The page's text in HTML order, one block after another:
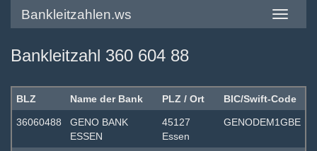
Toggle
Bankleitzahlen.ws
Bankleitzahl 360 604 88
BLZ Name der Bank PLZ / Ort BIC/Swift-Code
36060488
GENO BANK
ESSEN
45127
Essen
GENODEM1GBE